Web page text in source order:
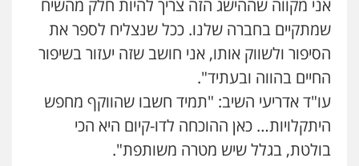
אני מקווה שההישג הזה צריך להיות חלק מהשיח
שמתקיים בחברה שלנו. ככל שנצליח לספר את
הסיפור ולשווק אותו, אני חושב שזה יעזור בשיפור
החיים בהווה ובעתיד".
עו"ד אדריעי השיב: "תמיד חשבו שהווקף מחפש
היתקלויות… כאן ההוכחה לדו-קיום היא הכי
בולטת, בגלל שיש מטרה משותפת".